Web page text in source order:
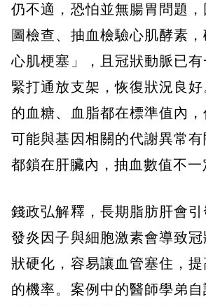
仍不適，恐怕並無腸胃問題
圖檢查、抽血檢驗心肌酵素
心肌梗塞」，且冠狀動脈已
緊打通放支架，恢復狀況良
的血糖、血脂都在標準值內，
可能與基因相關的代謝異常
都鎖在肝臟內，抽血數值不一
錢政弘解釋，長期脂肪肝會引
發炎因子與細胞激素會導致
狀硬化，容易讓血管塞住，
的機率。案例中的醫師學弟